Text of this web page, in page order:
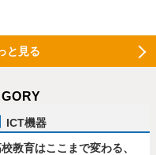
と見る
ICT機器
教育はここまで変わる、